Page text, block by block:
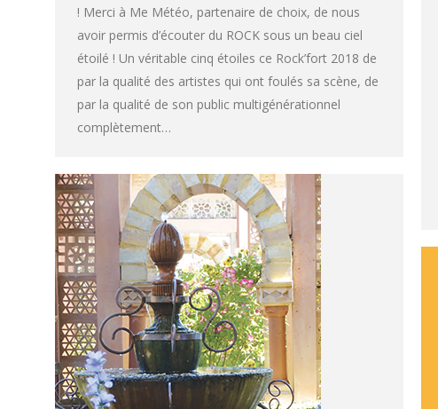
! Merci à Me Météo, partenaire de choix, de nous
avoir permis d’écouter du ROCK sous un beau ciel
étoilé ! Un véritable cinq étoiles ce Rock’fort 2018 de
par la qualité des artistes qui ont foulés sa scène, de
par la qualité de son public multigénérationnel
complètement…